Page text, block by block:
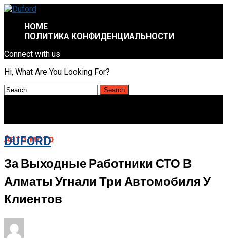
HOME
ПОЛИТИКА КОНФИДЕНЦИАЛЬНОСТИ
Connect with us
Hi, What Are You Looking For?
DUFORD
Авто-мото
За Выходные Работники СТО В
Алматы Угнали Три Автомобиля У
Клиентов